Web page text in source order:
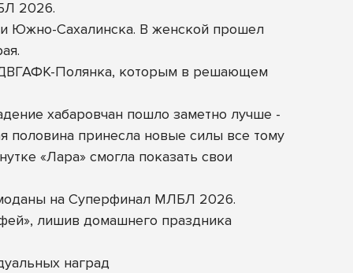
2026.
и Южно-Сахалинска. В женской прошел
ДВГАФК-Полянка, которым в решающем
хабаровчан пошло заметно лучше -
половина принесла новые силы все тому
«Лара» смогла показать свои
на Суперфинал МЛБЛ 2026.
лишив домашнего праздника
наград